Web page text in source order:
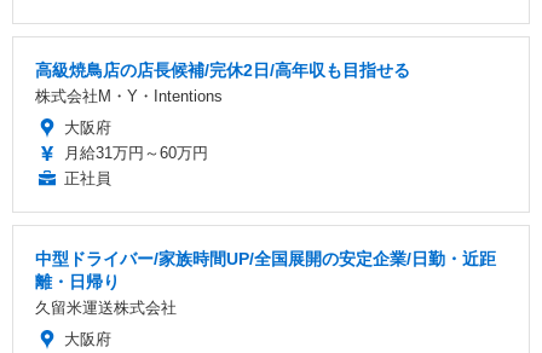
高級焼鳥店の店長候補/完休2日/高年収も目指せる
株式会社M・Y・Intentions
大阪府
月給31万円～60万円
正社員
中型ドライバー/家族時間UP/全国展開の安定企業/日勤・近距
離・日帰り
久留米運送株式会社
大阪府